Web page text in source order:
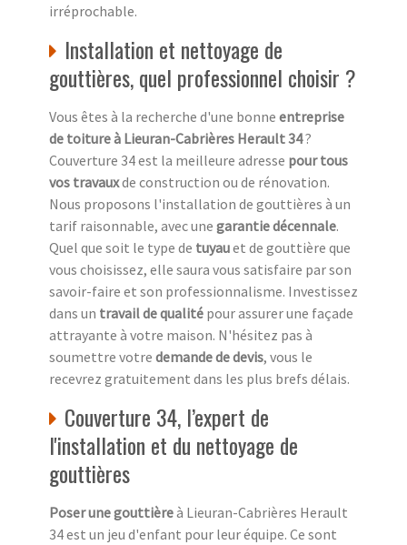
irréprochable.
Installation et nettoyage de
gouttières, quel professionnel choisir ?
Vous êtes à la recherche d'une bonne entreprise
de toiture à Lieuran-Cabrières Herault 34?
Couverture 34 est la meilleure adresse pour tous
vos travauxde construction ou de rénovation.
Nous proposons l'installation de gouttières à un
tarif raisonnable, avec une garantie décennale.
Quel que soit le type de tuyauet de gouttière que
vous choisissez, elle saura vous satisfaire par son
savoir-faire et son professionnalisme. Investissez
dans un travail de qualité pour assurer une façade
attrayante à votre maison. N'hésitez pas à
soumettre votre demande de devis, vous le
recevrez gratuitement dans les plus brefs délais.
Couverture 34, l’expert de
l'installation et du nettoyage de
gouttières
Poser une gouttièreà Lieuran-Cabrières Herault
34 est un jeu d'enfant pour leur équipe. Ce sont